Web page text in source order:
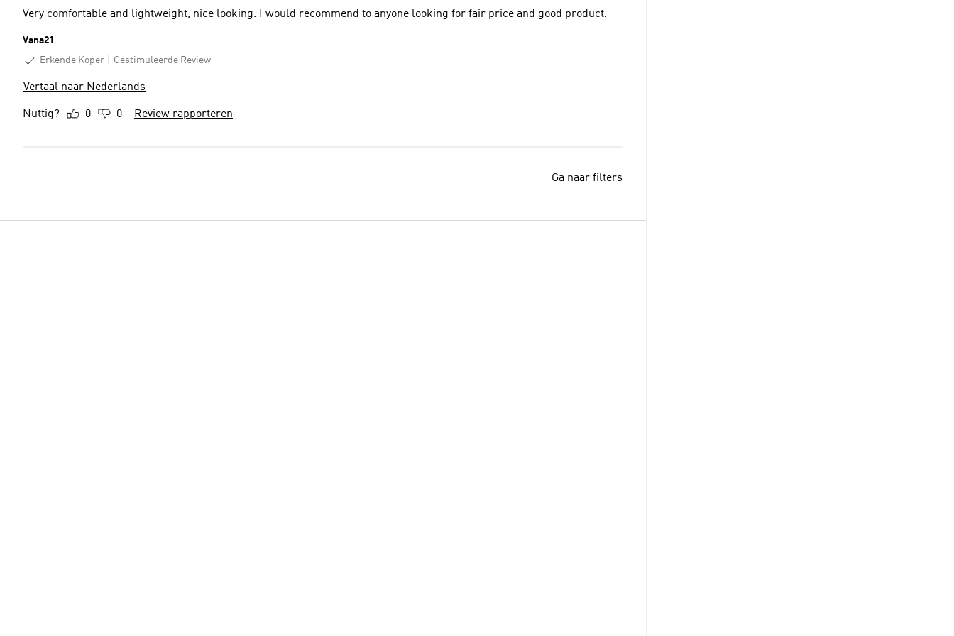
Very comfortable and lightweight, nice looking. I would recommend to anyone looking for fair price and good product.
Vana21
Erkende Koper
Gestimuleerde Review
Vertaal naar Nederlands
Nuttig? 0 0 Review rapporteren
Ga naar filters